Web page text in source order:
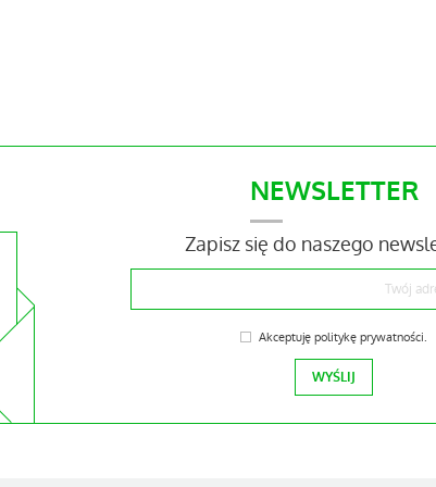
NEWSLETTER
Zapisz się do naszego
Akceptuję politykę prywatności.